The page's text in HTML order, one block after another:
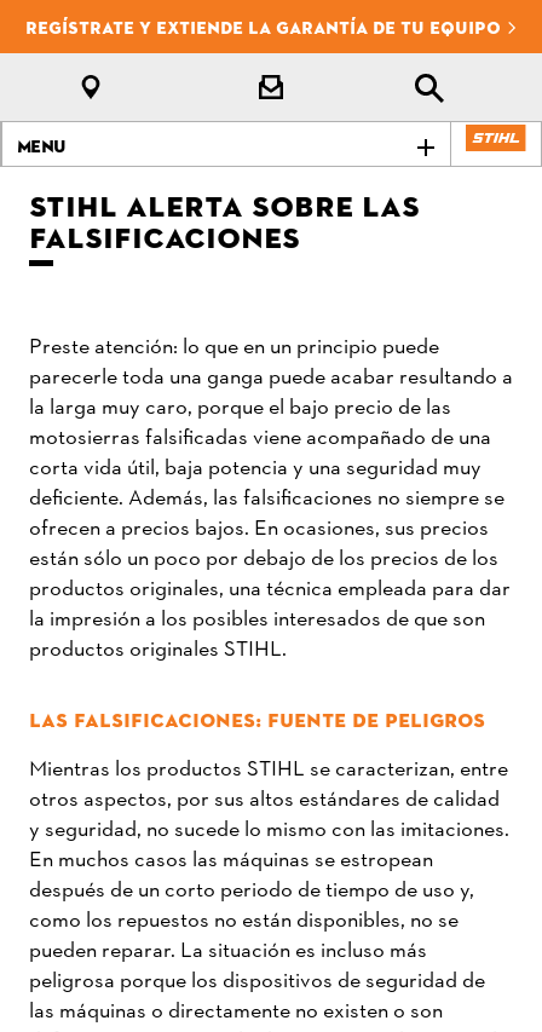
REGÍSTRATE Y EXTIENDE LA GARANTÍA DE TU EQUIPO
Menu
STIHL ALERTA SOBRE LAS
FALSIFICACIONES
Preste atención: lo que en un principio puede
parecerle toda una ganga puede acabar resultando a
la larga muy caro, porque el bajo precio de las
motosierras falsificadas viene acompañado de una
corta vida útil, baja potencia y una seguridad muy
deficiente. Además, las falsificaciones no siempre se
ofrecen a precios bajos. En ocasiones, sus precios
están sólo un poco por debajo de los precios de los
productos originales, una técnica empleada para dar
la impresión a los posibles interesados de que son
productos originales STIHL.
LAS FALSIFICACIONES: FUENTE DE PELIGROS
Mientras los productos STIHL se caracterizan, entre
otros aspectos, por sus altos estándares de calidad
y seguridad, no sucede lo mismo con las imitaciones.
En muchos casos las máquinas se estropean
después de un corto periodo de tiempo de uso y,
como los repuestos no están disponibles, no se
pueden reparar. La situación es incluso más
peligrosa porque los dispositivos de seguridad de
las máquinas o directamente no existen o son